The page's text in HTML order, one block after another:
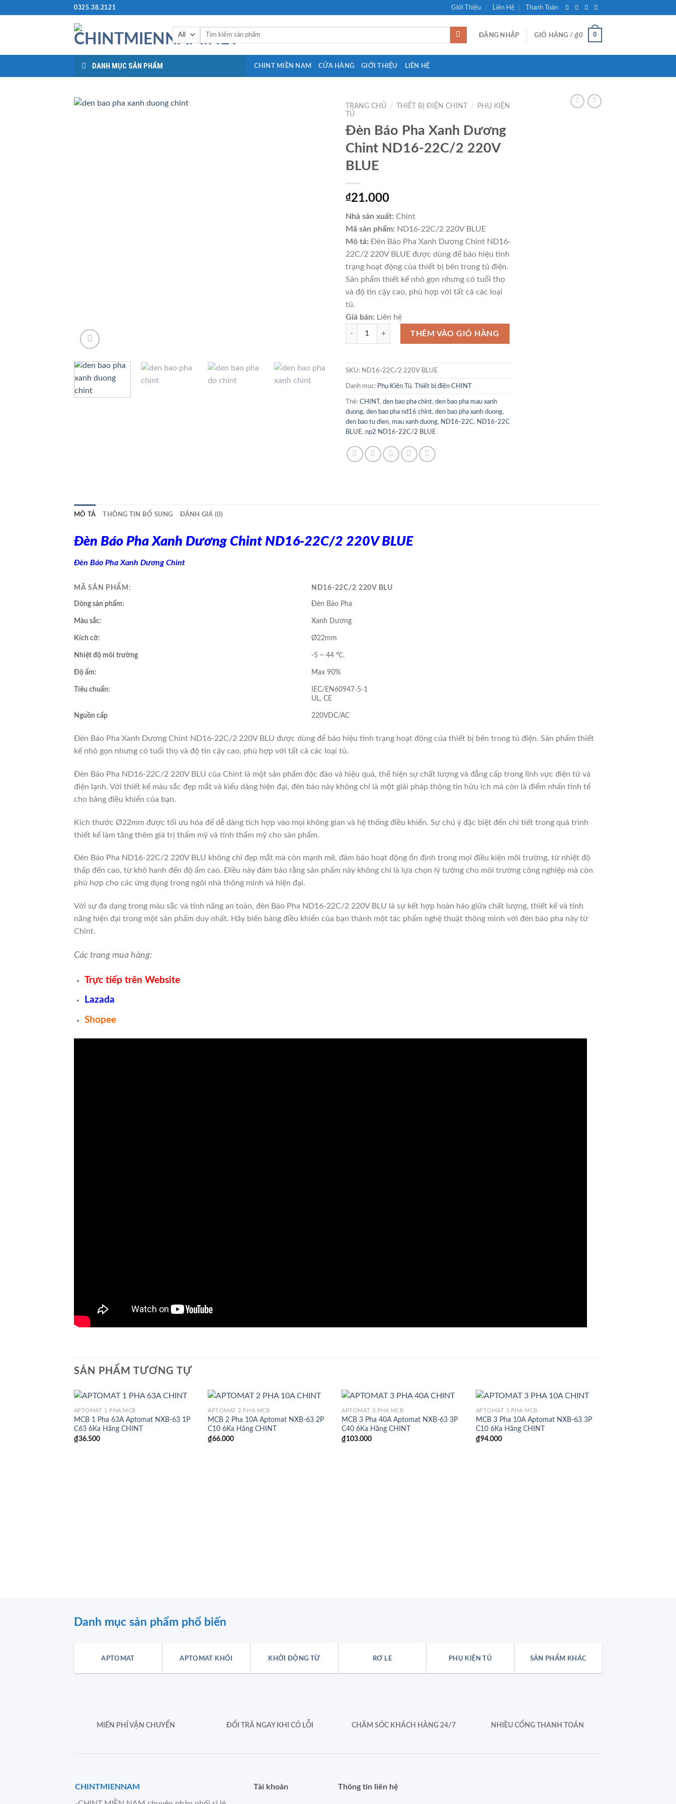
0325.38.2121 Giới Thiệu Liên Hệ Thanh Toán
Tìm
ĐĂNG NHẬP GIỎ HÀNG /₫0 0
DANH MỤC SẢN PHẨM CHINT MIỀN NAM CỬA HÀNG GIỚI THIỆU LIÊN HỆ
TRANG CHỦ / THIẾT BỊ ĐIỆN CHINT /
PHỤ KIỆN
TỦ
Đèn Báo Pha Xanh Dương
Chint ND16-22C/2 220V
BLUE
₫21.000
Nhà sản xuất: Chint
Mã sản phẩm: ND16-22C/2 220V BLUE
Mô tả: Đèn Báo Pha Xanh Dương Chint ND16-
22C/2 220V BLUE được dùng để báo hiệu tình
trạng hoạt động của thiết bị bên trong tủ điện.
Sản phẩm thiết kế nhỏ gọn nhưng có tuổi thọ
và độ tin cậy cao, phù hợp với tất cả các loại
tủ.
Giá bán: Liên hệ
Đèn Báo Pha Xanh Dương Chint ND16-22C/2 220V BLUE số lượng
THÊM VÀO GIỎ HÀNG
SKU: ND16-22C/2 220V BLUE
Danh mục: Phụ Kiện Tủ, Thiết bị điện CHINT
Thẻ: CHINT , den bao pha chint, den bao pha mau xanh
duong, den bao pha nd16 chint, den bao pha xanh duong,
den bao tu dien, mau xanh duong, ND16-22C, ND16-22C
BLUE , np2 ND16-22C/2 BLUE
MÔ TẢ THÔNG TIN BỔ SUNG ĐÁNH GIÁ (0)
Đèn Báo Pha Xanh Dương Chint ND16-22C/2 220V BLUE
Đèn Báo Pha Xanh Dương Chint
MÃ SẢN PHẨM: ND16-22C/2 220V BLU
Dòng sản phẩm: Đèn Báo Pha
Màu sắc: Xanh Dương
Kích cỡ: Ø22mm
Nhiệt độ môi trường -5 ~ 44 ℃.
Độ ẩm: Max 90%
Tiêu chuẩn:
IEC/EN60947-5-1
UL, CE
Nguồn cấp 220VDC/AC
Đèn Báo Pha Xanh Dương Chint ND16-22C/2 220V BLU được dùng để báo hiệu tình trạng hoạt động của thiết bị bên trong tủ điện. Sản phẩm thiết
kế nhỏ gọn nhưng có tuổi thọ và độ tin cậy cao, phù hợp với tất cả các loại tủ.
Đèn Báo Pha ND16-22C/2 220V BLU của Chint là một sản phẩm độc đáo và hiệu quả, thể hiện sự chất lượng và đẳng cấp trong lĩnh vực điện tử và
điện lạnh. Với thiết kế màu sắc đẹp mắt và kiểu dáng hiện đại, đèn báo này không chỉ là một giải pháp thông tin hữu ích mà còn là điểm nhấn tinh tế
cho bảng điều khiển của bạn.
Kích thước Ø22mm được tối ưu hóa để dễ dàng tích hợp vào mọi không gian và hệ thống điều khiển. Sự chú ý đặc biệt đến chi tiết trong quá trình
thiết kế làm tăng thêm giá trị thẩm mỹ và tính thẩm mỹ cho sản phẩm.
Đèn Báo Pha ND16-22C/2 220V BLU không chỉ đẹp mắt mà còn mạnh mẽ, đảm bảo hoạt động ổn định trong mọi điều kiện môi trường, từ nhiệt độ
thấp đến cao, từ khô hanh đến độ ẩm cao. Điều này đảm bảo rằng sản phẩm này không chỉ là lựa chọn lý tưởng cho môi trường công nghiệp mà còn
phù hợp cho các ứng dụng trong ngôi nhà thông minh và hiện đại.
Với sự đa dạng trong màu sắc và tính năng an toàn, đèn Báo Pha ND16-22C/2 220V BLU là sự kết hợp hoàn hảo giữa chất lượng, thiết kế và tính
năng hiện đại trong một sản phẩm duy nhất. Hãy biến bảng điều khiển của bạn thành một tác phẩm nghệ thuật thông minh với đèn báo pha này từ
Chint.
Các trang mua hàng:
Trực tiếp trên Website
Lazada
Shopee
SẢN PHẨM TƯƠNG TỰ
APTOMAT 1 PHA MCB
MCB 1 Pha 63A Aptomat NXB-63 1P
C63 6Ka Hãng CHINT
₫36.500
APTOMAT 2 PHA MCB
MCB 2 Pha 10A Aptomat NXB-63 2P
C10 6Ka Hãng CHINT
₫66.000
APTOMAT 3 PHA MCB
MCB 3 Pha 40A Aptomat NXB-63 3P
C40 6Ka Hãng CHINT
₫103.000
APTOMAT 3 PHA MCB
MCB 3 Pha 10A Aptomat NXB-63 3P
C10 6Ka Hãng CHINT
₫94.000
Danh mục sản phẩm phổ biến
APTOMAT APTOMAT KHỐI KHỞI ĐỘNG TỪ RƠ LE PHỤ KIỆN TỦ SẢN PHẨM KHÁC
MIẾN PHÍ VẬN CHUYỂN ĐỔI TRẢ NGAY KHI CÓ LỖI CHĂM SÓC KHÁCH HÀNG 24/7 NHIỀU CỔNG THANH TOÁN
CHINTMIENNAM Tài khoản Thông tin liên hệ